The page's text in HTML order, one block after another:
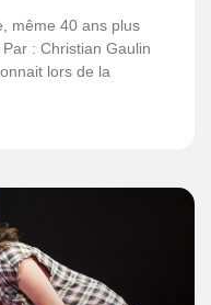
même 40 ans plus
: Christian Gaulin
lors de la